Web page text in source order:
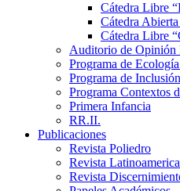
Cátedra Libre
Cátedra
Cátedra Libre
Auditorio de Opinión
Programa de
Programa de
Programa Contextos
Primera Infancia
RR.II.
Publicaciones
Revista Poliedro
Revista
Revista